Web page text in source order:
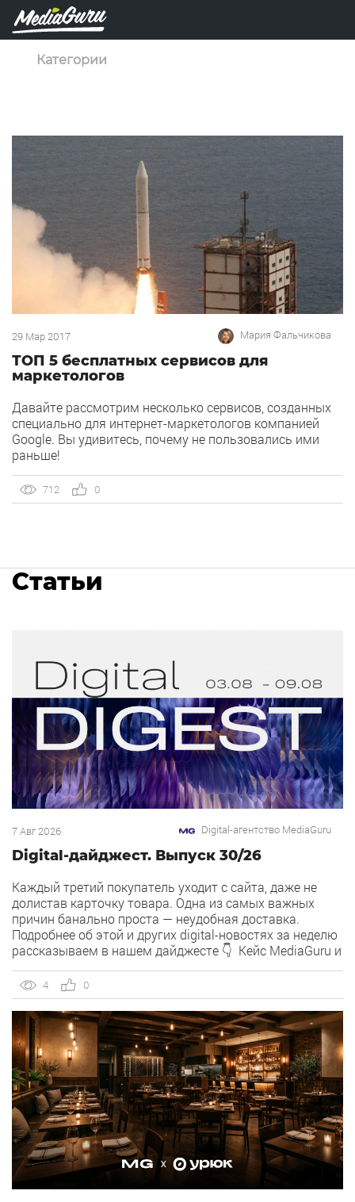
Категории
29 Мар 2017 Мария Фальчикова
ТОП 5 бесплатных сервисов для
маркетологов
Давайте рассмотрим несколько сервисов, созданных
специально для интернет-маркетологов компанией
Google. Вы удивитесь, почему не пользовались ими
раньше!
712 0
Статьи
7 Авг 2026 Digital-агентство MediaGuru
Digital-дайджест. Выпуск 30/26
Каждый третий покупатель уходит с сайта, даже не
долистав карточку товара. Одна из самых важных
причин банально проста — неудобная доставка.
Подробнее об этой и других digital-новостях за неделю
рассказываем в нашем дайджесте 👇 Кейс MediaGuru и
Агентство продвигает ресторан OSH by Урюк в
геоперформансе […]
4 0